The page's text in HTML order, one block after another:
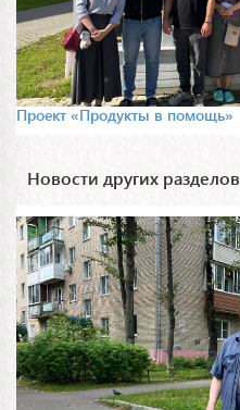
Проект «Продукты в помощь»
Новости других разделов